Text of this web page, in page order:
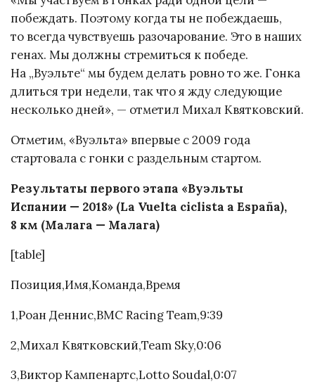
побеждать. Поэтому когда ты не побеждаешь,
то всегда чувствуешь разочарование. Это в наших
генах. Мы должны стремиться к победе.
На „Вуэльте“ мы будем делать ровно то же. Гонка
длиться три недели, так что я жду следующие
несколько дней», — отметил Михал Квятковский.
Отметим, «Вуэльта» впервые с 2009 года
стартовала с гонки с раздельным стартом.
Результаты первого этапа «Вуэльты
Испании — 2018» (La Vuelta ciclista a España),
8 км (Малага — Малага)
[table]
Позиция,Имя,Команда,Время
1,Роан Деннис,BMC Racing Team,9:39
2,Михал Квятковский,Team Sky,0:06
3,Виктор Кампенартс,Lotto Soudal,0:07